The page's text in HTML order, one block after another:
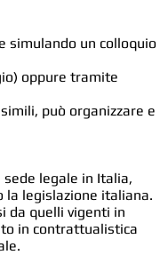
simulando un colloquio
oppure tramite
può organizzare e
legale in Italia,
la legislazione italiana.
da quelli vigenti in
in contrattualistica